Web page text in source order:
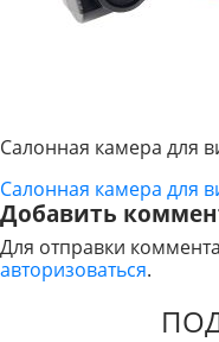
Салонная камера для
НАВИГАЦИЯ
ПО
ЗАПИСЯМ
Салонная камера для
Добавить
Для отправки
авторизоваться.